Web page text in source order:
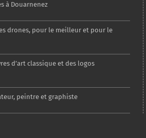
à Douarnenez
drones, pour le meilleur et pour le
d’art classique et des logos
peintre et graphiste